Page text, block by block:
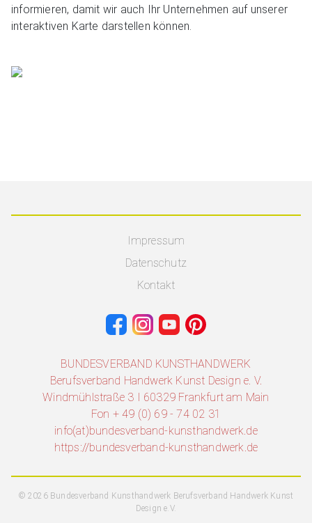
informieren, damit wir auch Ihr Unternehmen auf unserer
interaktiven Karte darstellen können.
Impressum
Datenschutz
Kontakt
BUNDESVERBAND KUNSTHANDWERK
Berufsverband Handwerk Kunst Design e. V.
Windmühlstraße 3 I 60329 Frankfurt am Main
Fon + 49 (0) 69 - 74 02 31
info(at)bundesverband-kunsthandwerk.de
https://bundesverband-kunsthandwerk.de
© 2026 Bundesverband Kunsthandwerk Berufsverband Handwerk Kunst
Design e.V.